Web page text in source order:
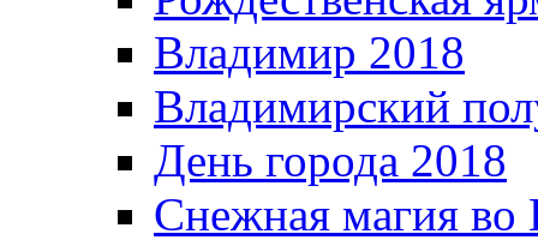
Владимир 2018
Владимирский
День города 2018
Снежная магия во